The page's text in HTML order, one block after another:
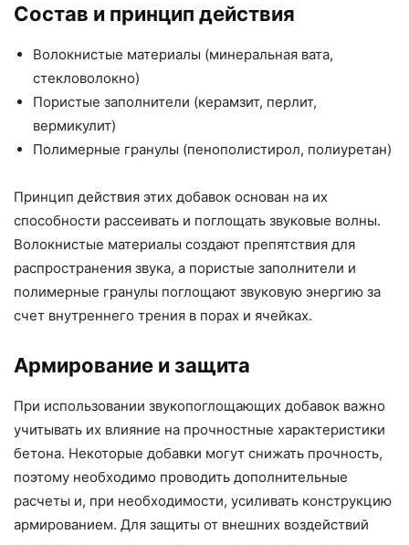
Состав и принцип действия
Волокнистые материалы (минеральная вата,
стекловолокно)
Пористые заполнители (керамзит, перлит,
вермикулит)
Полимерные гранулы (пенополистирол, полиуретан)
Принцип действия этих добавок основан на их
способности рассеивать и поглощать звуковые волны.
Волокнистые материалы создают препятствия для
распространения звука, а пористые заполнители и
полимерные гранулы поглощают звуковую энергию за
счет внутреннего трения в порах и ячейках.
Армирование и защита
При использовании звукопоглощающих добавок важно
учитывать их влияние на прочностные характеристики
бетона. Некоторые добавки могут снижать прочность,
поэтому необходимо проводить дополнительные
расчеты и, при необходимости, усиливать конструкцию
армированием. Для защиты от внешних воздействий